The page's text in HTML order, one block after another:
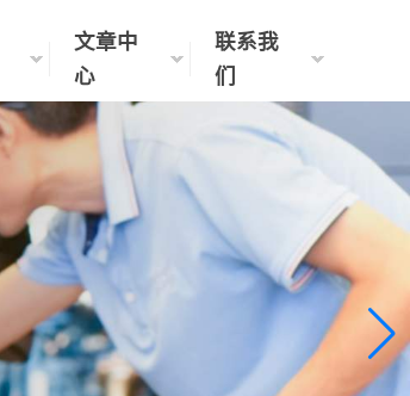
文章中
心
联系我
们